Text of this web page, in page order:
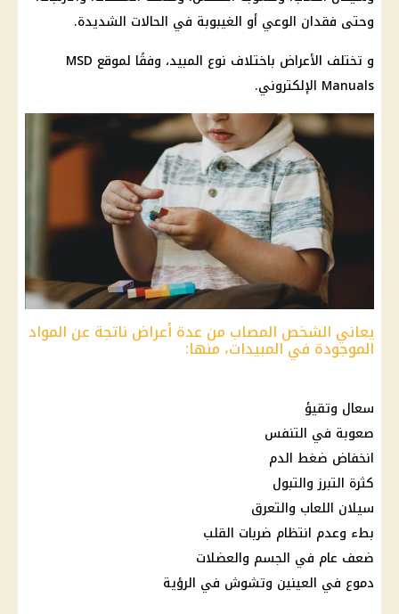
وحتى فقدان الوعي أو الغيبوبة في الحالات الشديدة.
و تختلف الأعراض باختلاف نوع المبيد، وفقًا لموقع MSD
Manuals الإلكتروني.
يعاني الشخص المصاب من عدة أعراض ناتجة عن المواد
الموجودة في المبيدات، منها:
سعال وتقيؤ
صعوبة في التنفس
انخفاض ضغط الدم
كثرة التبرز والتبول
سيلان اللعاب والتعرق
بطء وعدم انتظام ضربات القلب
ضعف عام في الجسم والعضلات
دموع في العينين وتشوش في الرؤية